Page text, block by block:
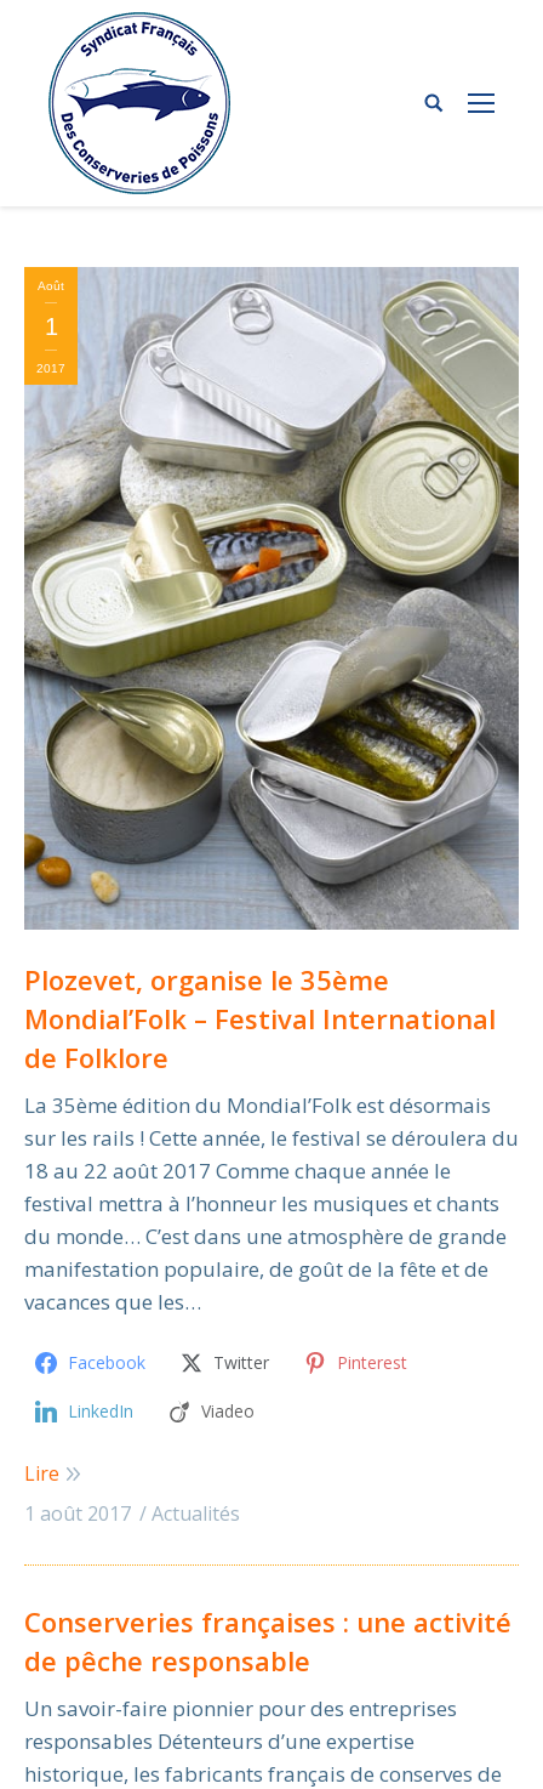
Août
1
2017
Plozevet, organise le 35ème
Mondial’Folk – Festival International
de Folklore
La 35ème édition du Mondial’Folk est désormais
sur les rails ! Cette année, le festival se déroulera du
18 au 22 août 2017 Comme chaque année le
festival mettra à l’honneur les musiques et chants
du monde… C’est dans une atmosphère de grande
manifestation populaire, de goût de la fête et de
vacances que les…
Facebook Twitter Pinterest
LinkedIn Viadeo
Lire
1 août 2017
Actualités
Conserveries françaises : une activité
de pêche responsable
Un savoir-faire pionnier pour des entreprises
responsables Détenteurs d’une expertise
historique, les fabricants français de conserves de